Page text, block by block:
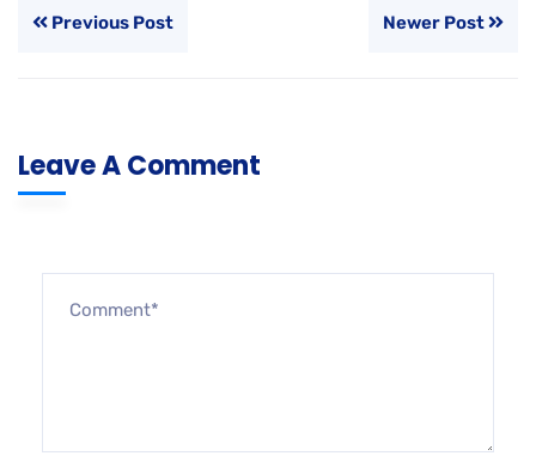
Previous Post Newer Post
Leave A Comment